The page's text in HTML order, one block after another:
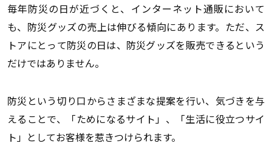
毎年防災の日が近づくと、インターネット通販において
も、防災グッズの売上は伸びる傾向にあります。ただ、ス
トアにとって防災の日は、防災グッズを販売できるという
だけではありません。
防災という切り口からさまざまな提案を行い、気づきを与
えることで、「ためになるサイト」、「生活に役立つサイ
ト」としてお客様を惹きつけられます。